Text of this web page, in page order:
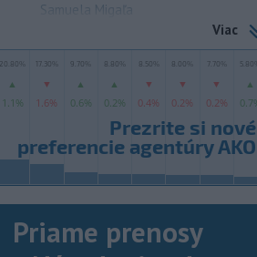
Samuela Migaľa
Viac
Priame prenosy